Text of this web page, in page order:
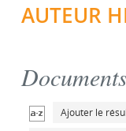
AUTEUR
Ajouter le